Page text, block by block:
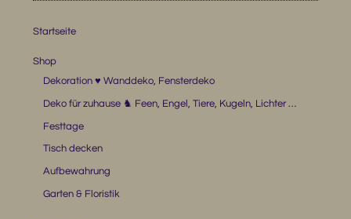
Startseite
Shop
Dekoration ♥ Wanddeko, Fensterdeko
Deko für zuhause ♞ Feen, Engel, Tiere, Kugeln, Lichter …
Festtage
Tisch decken
Aufbewahrung
Garten & Floristik